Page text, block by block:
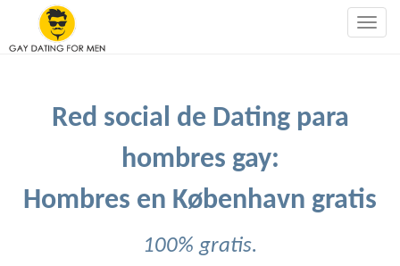
Red social de Dating para
hombres gay:
Hombres en København gratis
100% gratis.